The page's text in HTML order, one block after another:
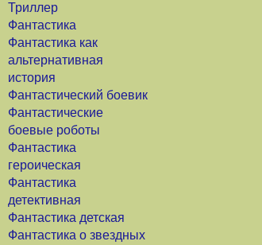
Триллер
Фантастика
Фантастика как
альтернативная
история
Фантастический боевик
Фантастические
боевые роботы
Фантастика
героическая
Фантастика
детективная
Фантастика детская
Фантастика о звездных